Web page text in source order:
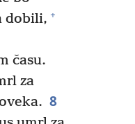
dobili, +
času.
za
8